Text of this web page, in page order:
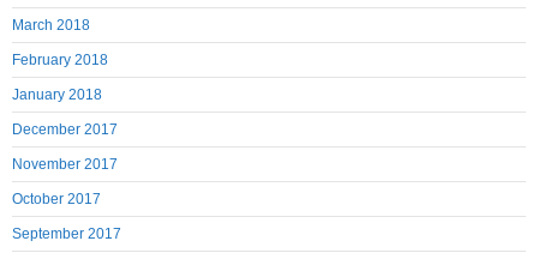
March 2018
February 2018
January 2018
December 2017
November 2017
October 2017
September 2017